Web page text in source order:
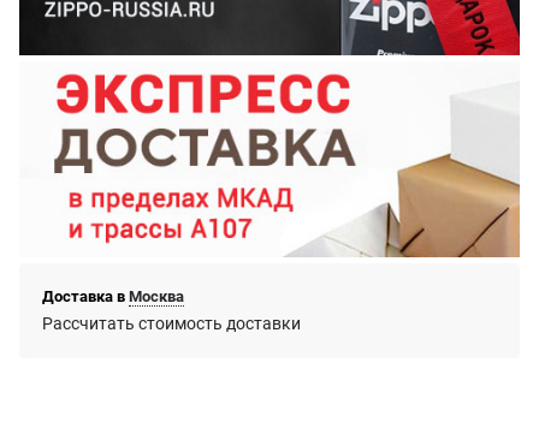
Доставка в Москва
Рассчитать стоимость доставки